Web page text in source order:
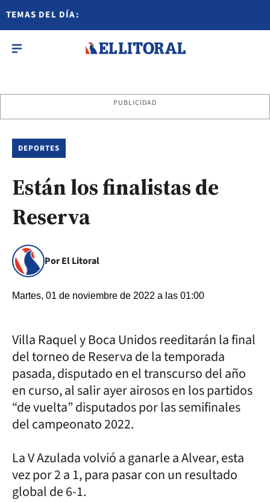
TEMAS DEL DÍA:
PUBLICIDAD
DEPORTES
Están los finalistas de
Reserva
Por El Litoral
Martes, 01 de noviembre de 2022 a las 01:00
Villa Raquel y Boca Unidos reeditarán la final
del torneo de Reserva de la temporada
pasada, disputado en el transcurso del año
en curso, al salir ayer airosos en los partidos
“de vuelta” disputados por las semifinales
del campeonato 2022.
La V Azulada volvió a ganarle a Alvear, esta
vez por 2 a 1, para pasar con un resultado
global de 6-1.